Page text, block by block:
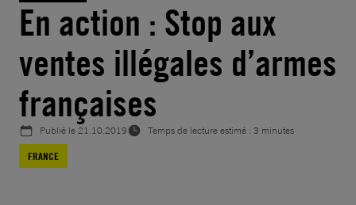
En action : Stop aux
ventes illégales d’armes
françaises
Publié le21.10.2019
Temps de lecture estimé : 3 minutes
FRANCE